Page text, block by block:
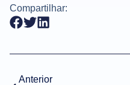
Compartilhar:
Anterior